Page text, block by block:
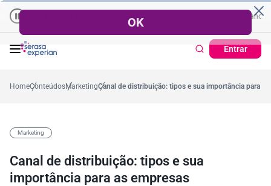
| Recuperação de Crédito
Entrar
Percentual no mês Cartão de Crédito | Cadastro Positivo
HomeConteúdosMarketingCanal de distribuição: tipos e sua importância para as
Marketing
Canal de distribuição: tipos e sua
importância para as empresas